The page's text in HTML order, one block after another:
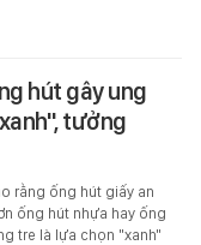
hút gây ung
tưởng
rằng ống hút giấy an
ống hút nhựa hay ống
tre là lựa chọn "xanh"